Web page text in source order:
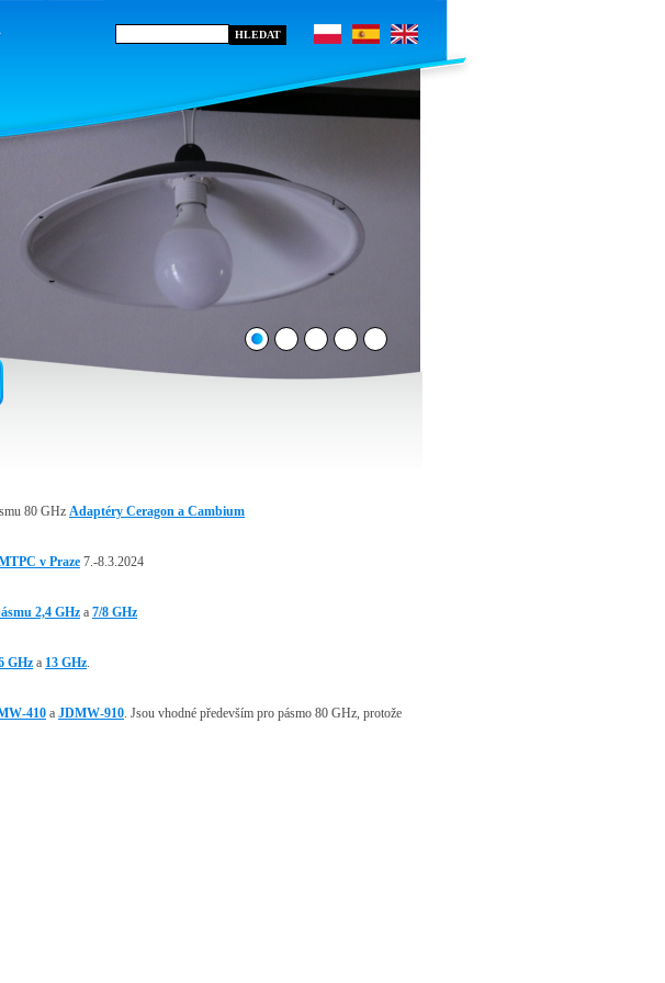
80 GHz Adaptéry Ceragon a Cambium
v Praze 7.-8.3.2024
2,4 GHz a 7/8 GHz
GHz a 13 GHz.
410 a JDMW-910. Jsou vhodné především pro pásmo 80 GHz, protože